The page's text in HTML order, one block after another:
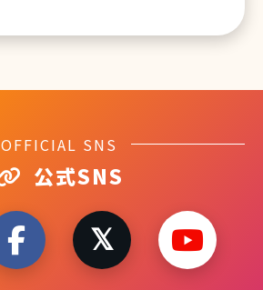
OFFICIAL SNS
公式SNS